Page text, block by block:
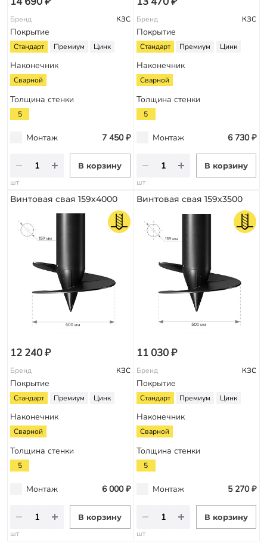
Бренд КЗС
Покрытие
Стандарт Премиум Цинк
Наконечник
Сварной
Толщина стенки
5
Монтаж 7 450 ₽
В корзину
шт
Бренд КЗС
Покрытие
Стандарт Премиум Цинк
Наконечник
Сварной
Толщина стенки
5
Монтаж 6 730 ₽
В корзину
шт
Винтовая свая 159х4000
12 240 ₽
Бренд КЗС
Покрытие
Стандарт Премиум Цинк
Наконечник
Сварной
Толщина стенки
5
Монтаж 6 000 ₽
В корзину
шт
Винтовая свая 159х3500
11 030 ₽
Бренд КЗС
Покрытие
Стандарт Премиум Цинк
Наконечник
Сварной
Толщина стенки
5
Монтаж 5 270 ₽
В корзину
шт